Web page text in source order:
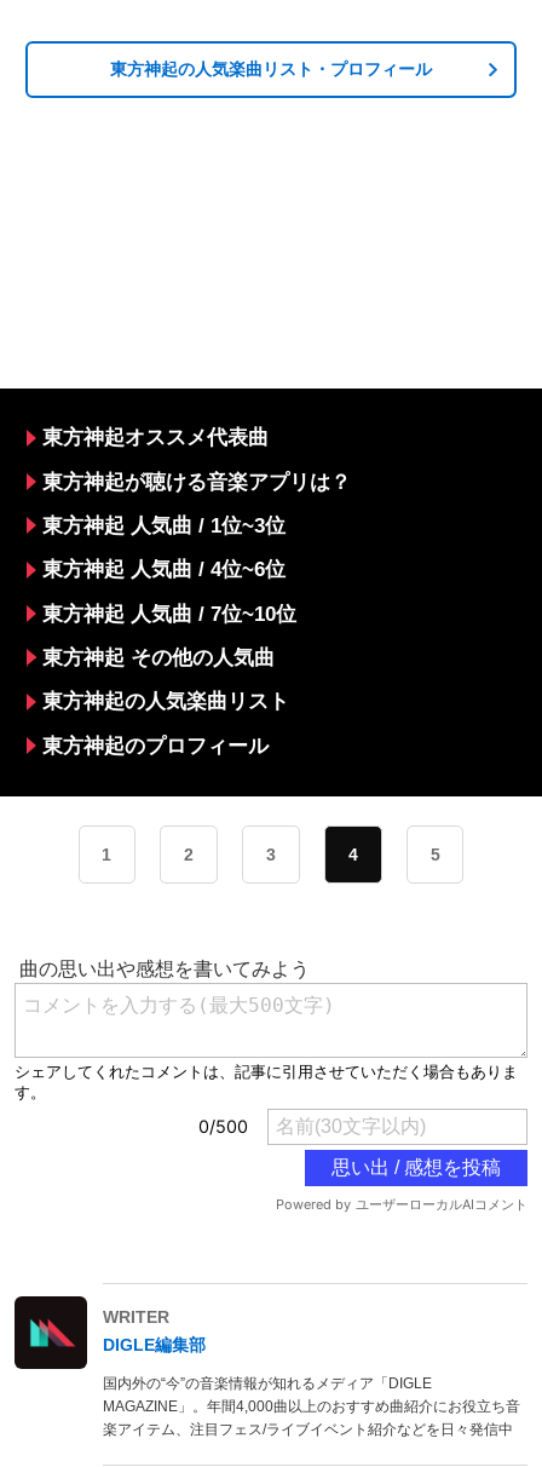
東方神起の人気楽曲リスト・プロフィール
東方神起オススメ代表曲
東方神起が聴ける音楽アプリは？
東方神起 人気曲 / 1位~3位
東方神起 人気曲 / 4位~6位
東方神起 人気曲 / 7位~10位
東方神起 その他の人気曲
東方神起の人気楽曲リスト
東方神起のプロフィール
1 2 3 4 5
WRITER
DIGLE編集部
国内外の“今”の音楽情報が知れるメディア「DIGLE
MAGAZINE」。年間4,000曲以上のおすすめ曲紹介にお役立ち音
楽アイテム、注目フェス/ライブイベント紹介などを日々発信中